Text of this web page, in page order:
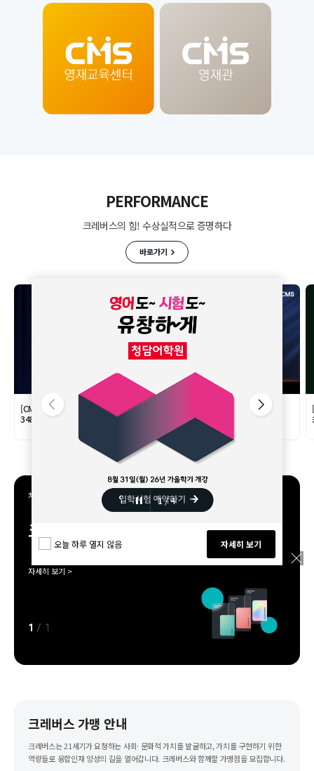
PERFORMANCE
크레버스의 힘! 수상실적으로 증명하다
바로가기
[CMS영재관] 2026 KMO 1차 입상자
348명!
[CMS영재관] 2026학년도 영재학교
342명 합격!
차원이 다른 특별함, C마일리지
크레버스 통합 멤버십 안내
자세히 보기 >
1 / 1
크레버스 가맹 안내
크레버스는 21세기가 요청하는 사회· 문화적 가치를 발굴하고, 가치를 구현하기 위한
역량들로 융합인재 양성의 길을 열어갑니다. 크레버스와 함께할 가맹점을 모집합니다.
1/4
2/4
3/4
4/4
오늘 하루 열지 않음 자세히 보기